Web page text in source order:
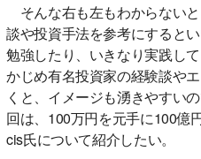
そんな右も左もわからない
談や投資手法を参考にすると
勉強したり、いきなり実践し
かじめ有名投資家の経験談や
くと、イメージも湧きやすい
回は、100万円を元手に100億
cis氏について紹介したい。